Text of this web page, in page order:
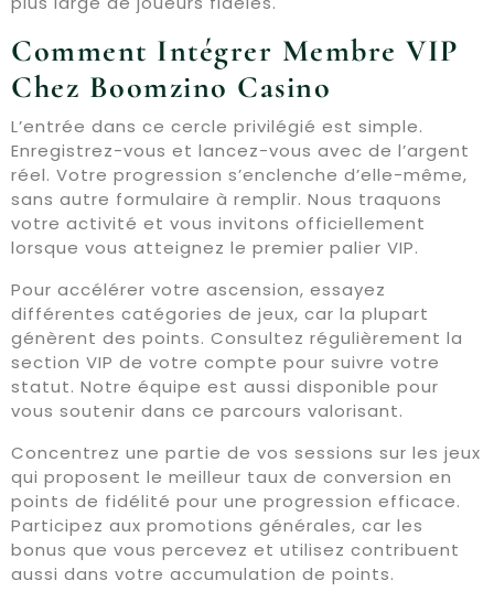
Comment Intégrer Membre VIP
Chez Boomzino Casino
L’entrée dans ce cercle privilégié est simple.
Enregistrez-vous et lancez-vous avec de l’argent
réel. Votre progression s’enclenche d’elle-même,
sans autre formulaire à remplir. Nous traquons
votre activité et vous invitons officiellement
lorsque vous atteignez le premier palier VIP.
Pour accélérer votre ascension, essayez
différentes catégories de jeux, car la plupart
génèrent des points. Consultez régulièrement la
section VIP de votre compte pour suivre votre
statut. Notre équipe est aussi disponible pour
vous soutenir dans ce parcours valorisant.
Concentrez une partie de vos sessions sur les jeux
qui proposent le meilleur taux de conversion en
points de fidélité pour une progression efficace.
Participez aux promotions générales, car les
bonus que vous percevez et utilisez contribuent
aussi dans votre accumulation de points.